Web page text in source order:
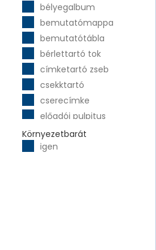
ICU
Jansen
Kensington
Leitz
Montana
P+P
Panta Plast
Pigna
Plus Japan
Rapesco
bélyegalbum
bemutatómappa
bemutatótábla
bérlettartó tok
címketartó zseb
csekktartó
cserecímke
előadói pulpitus
előrendező
elválasztó csík
Környezetbarát
igen